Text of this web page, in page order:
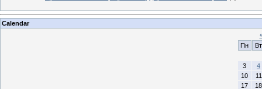
Calendar
Пн
Вт
3
4
10
11
17
18